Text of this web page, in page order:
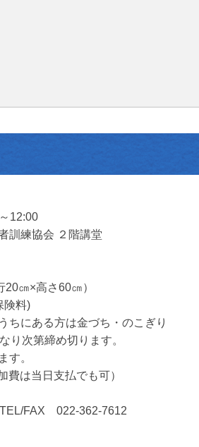
12:00
練協会 ２階講堂
㎝×高さ60㎝）
料)
にある方は金づち・のこぎり
次第締め切ります。
す。
当日支払でも可）
022-362-7612